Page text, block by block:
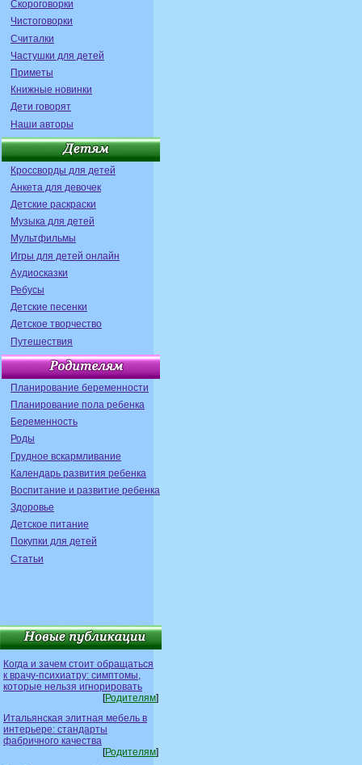
Скороговорки
Чистоговорки
Считалки
Частушки для детей
Приметы
Книжные новинки
Дети говорят
Наши авторы
Кроссворды для детей
Анкета для девочек
Детские раскраски
Музыка для детей
Мультфильмы
Игры для детей онлайн
Аудиосказки
Ребусы
Детские песенки
Детское творчество
Путешествия
Планирование беременности
Планирование пола ребенка
Беременность
Роды
Грудное вскармливание
Календарь развития ребенка
Воспитание и развитие ребенка
Здоровье
Детское питание
Покупки для детей
Статьи
Когда и зачем стоит обращаться
к врачу-психиатру: симптомы,
которые нельзя игнорировать
[Родителям]
Итальянская элитная мебель в
интерьере: стандарты
фабричного качества
[Родителям]